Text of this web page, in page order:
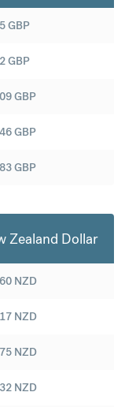
GBP
GBP
GBP
GBP
GBP
Zealand Dollar
NZD
NZD
NZD
NZD